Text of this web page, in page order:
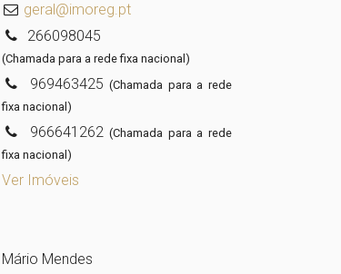
geral@imoreg.pt
266098045
(Chamada para a rede fixa nacional)
969463425 (Chamada para a rede
fixa nacional)
966641262 (Chamada para a rede
fixa nacional)
Ver Imóveis
Mário Mendes